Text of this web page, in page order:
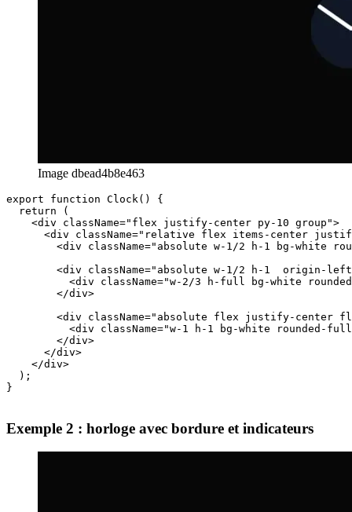
Image dbead4b8e463
export function Clock() {
    <div className="flex justify-center py-10 group">
<div className="relative flex items-center
<div className="absolute w-1/2 h-1 bg-white
<div className="absolute w-1/2 h-1  origin-
<div className="w-2/3 h-full bg-white
        </div>
<div className="absolute flex justify-center
<div className="w-1 h-1 bg-white rounded-
        </div>
  );